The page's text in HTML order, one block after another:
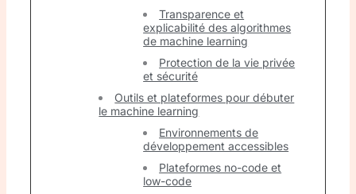
Transparence et
explicabilité des algorithmes
de machine learning
Protection de la vie privée
et sécurité
Outils et plateformes pour débuter
le machine learning
Environnements de
développement accessibles
Plateformes no-code et
low-code